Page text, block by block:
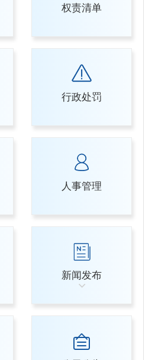
权责清单
行政处罚
人事管理
新闻发布